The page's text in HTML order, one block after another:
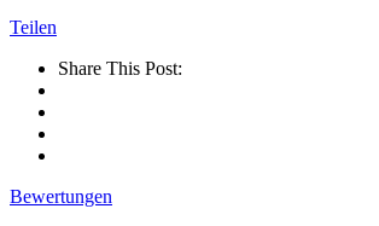
Teilen
Share This Post:
Bewertungen